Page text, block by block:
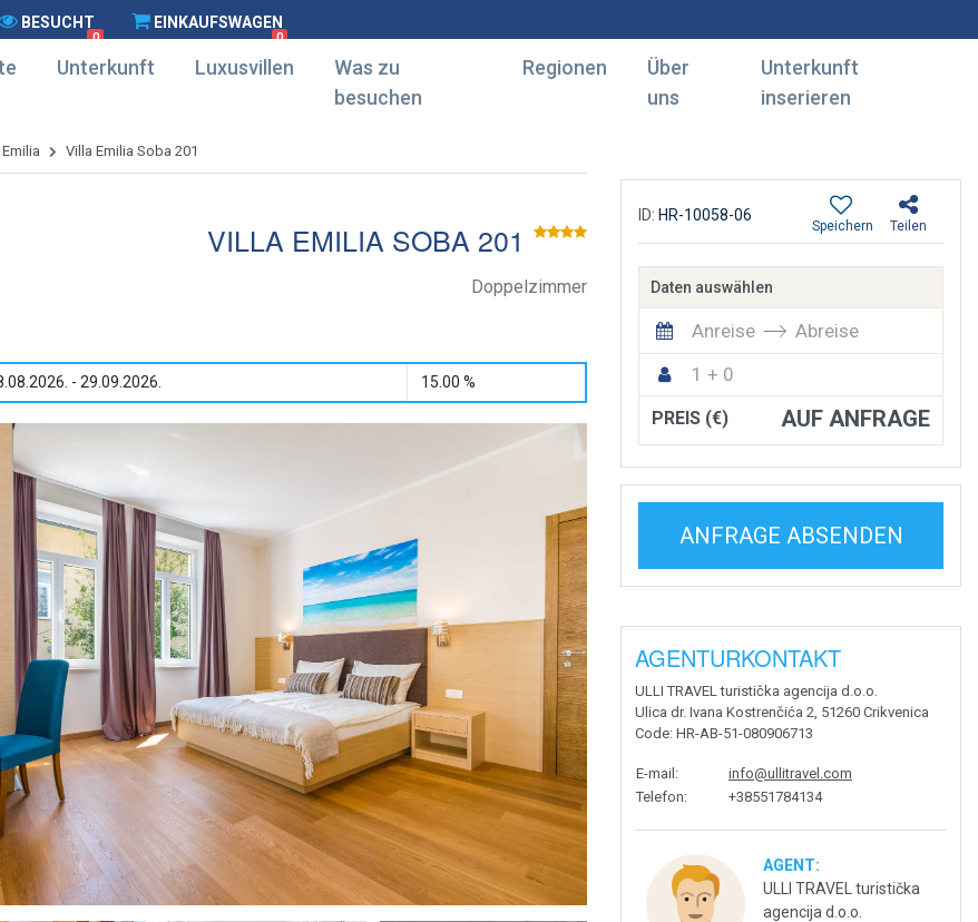
BESUCHT
0
EINKAUFSWAGEN
0
Unterkunft Luxusvillen
Was zu
besuchen
Regionen
Über
uns
Unterkunft
inserieren
Villa Emilia Soba 201
VILLA EMILIA SOBA 201
Doppelzimmer
- 29.09.2026. 15.00 %
ID: HR-10058-06
Teilen
Speichern
Daten auswählen
Anreise
Abreise
1 + 0
PREIS (€) AUF ANFRAGE
ANFRAGE ABSENDEN
AGENTURKONTAKT
ULLI TRAVEL turistička agencija d.o.o.
Ulica dr. Ivana Kostrenčića 2, 51260 Crikvenica
Code: HR-AB-51-080906713
E-mail :
info@ullitravel.com
Telefon: +38551784134
AGENT:
ULLI TRAVEL turistička
agencija d.o.o.